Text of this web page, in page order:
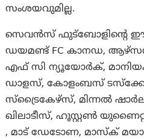
സംശയവുമില്ല.
സെവൻസ് ഫുട്ബോളിന്റെ ഈ
ഡയമണ്ട് FC കാനഡ,
എഫ് സി ന്യൂയോർക്,
ഡാളസ്, കോളംബസ്
സ്ട്രൈകേഴ്സ്, മിന്നൽ
ഖിലാടീസ്, ഹൂസ്റ്റൺ
, മാട് ഡേടോണ, മാസ്ക്